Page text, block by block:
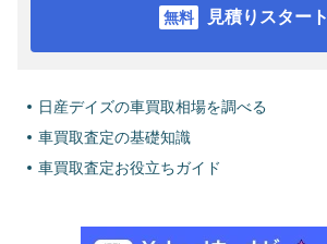
見積りスタート
日産デイズの車買取相場を調べる
車買取査定の基礎知識
車買取査定お役立ちガイド